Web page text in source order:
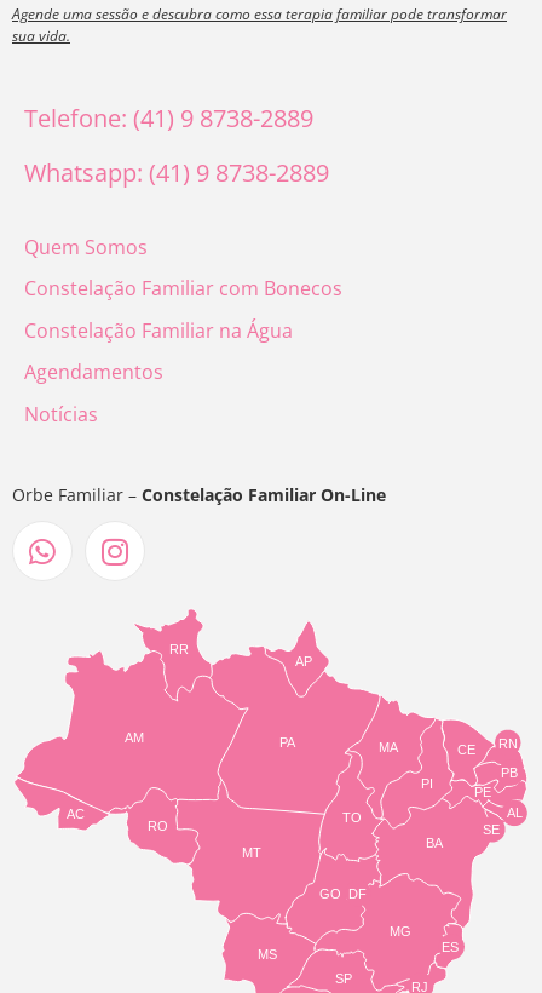
Agende uma sessão e descubra como essa terapia familiar pode transformar
sua vida.
Telefone: (41) 9 8738-2889
Whatsapp: (41) 9 8738-2889
Quem Somos
Constelação Familiar com Bonecos
Constelação Familiar na Água
Agendamentos
Notícias
Orbe Familiar – Constelação Familiar On-Line
TO
BA
SE
PE
AL
RN
CE
PI
MA
AP
PA
RR
AM
AC
RO
MT
MS
GO
SP
MG
RJ
ES
DF
PB